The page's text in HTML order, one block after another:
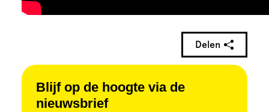
Blijf op de hoogte via de
nieuwsbrief
Delen